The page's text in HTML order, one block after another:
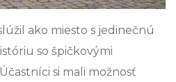
ako miesto s jedinečnú
so špičkovými
si mali možnosť